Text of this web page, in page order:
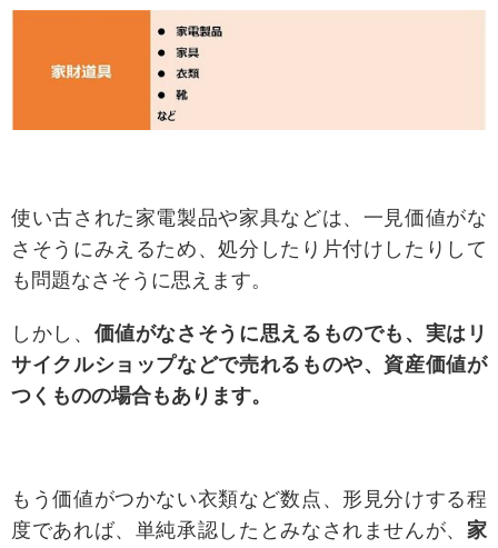
使い古された家電製品や家具などは、一見価値がな
さそうにみえるため、処分したり片付けしたりして
も問題なさそうに思えます。
しかし、 価値がなさそうに思えるものでも、実はリ
サイクルショップなどで売れるものや、資産価値が
つくものの場合もあります。
もう価値がつかない衣類など数点、形見分けする程
度であれば、単純承認したとみなされませんが、 家